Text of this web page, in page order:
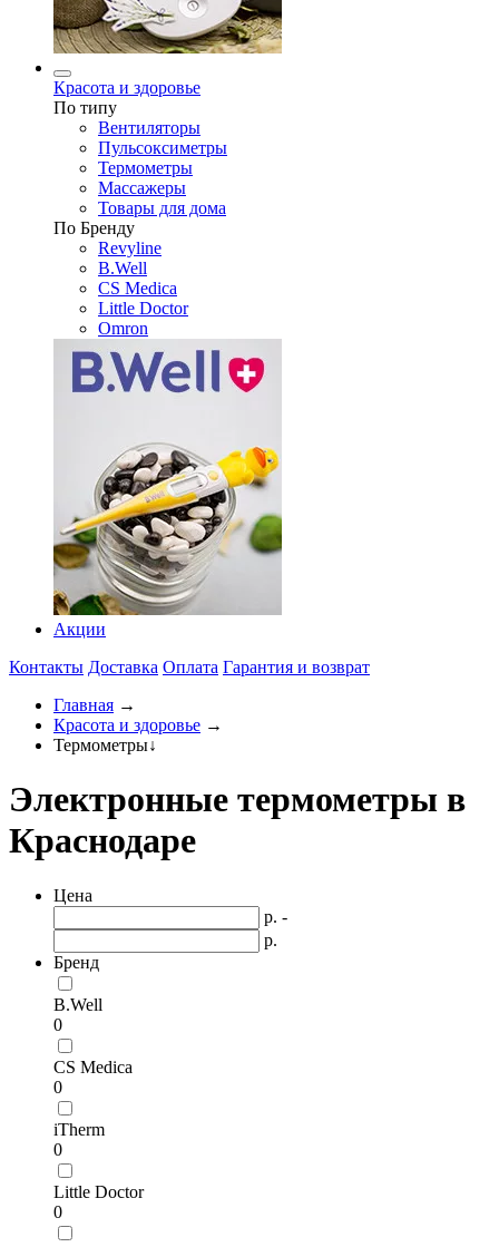
Красота и здоровье
По типу
Вентиляторы
Пульсоксиметры
Термометры
Массажеры
Товары для дома
По Бренду
Revyline
B.Well
CS Medica
Little Doctor
Omron
Акции
Контакты Доставка Оплата Гарантия и возврат
Главная →
Красота и здоровье →
Термометры↓
Электронные термометры в
Краснодаре
Цена
р. -
р.
Бренд
B.Well
0
CS Medica
0
iTherm
0
Little Doctor
0